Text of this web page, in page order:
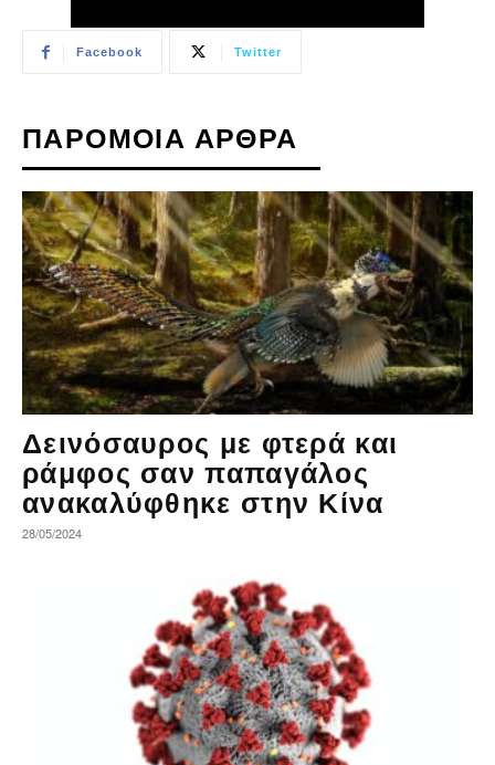
Facebook Twitter
ΠΑΡΟΜΟΙΑ ΑΡΘΡΑ
Δεινόσαυρος με φτερά και
ράμφος σαν παπαγάλος
ανακαλύφθηκε στην Κίνα
28/05/2024